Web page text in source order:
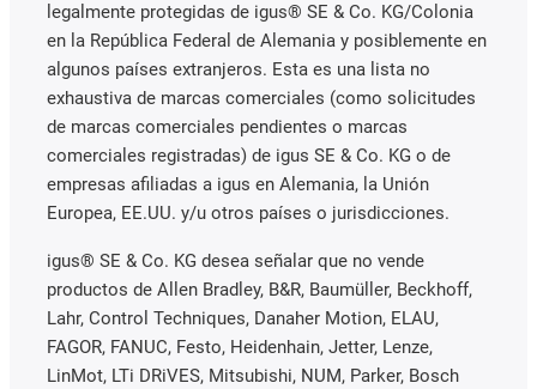
legalmente protegidas de igus® SE & Co. KG/Colonia
en la República Federal de Alemania y posiblemente en
algunos países extranjeros. Esta es una lista no
exhaustiva de marcas comerciales (como solicitudes
de marcas comerciales pendientes o marcas
comerciales registradas) de igus SE & Co. KG o de
empresas afiliadas a igus en Alemania, la Unión
Europea, EE.UU. y/u otros países o jurisdicciones.
igus® SE & Co. KG desea señalar que no vende
productos de Allen Bradley, B&R, Baumüller, Beckhoff,
Lahr, Control Techniques, Danaher Motion, ELAU,
FAGOR, FANUC, Festo, Heidenhain, Jetter, Lenze,
LinMot, LTi DRiVES, Mitsubishi, NUM, Parker, Bosch